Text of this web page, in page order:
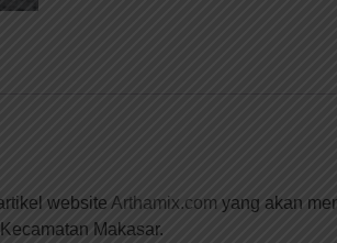
website Arthamix.com yang akan
Makasar.